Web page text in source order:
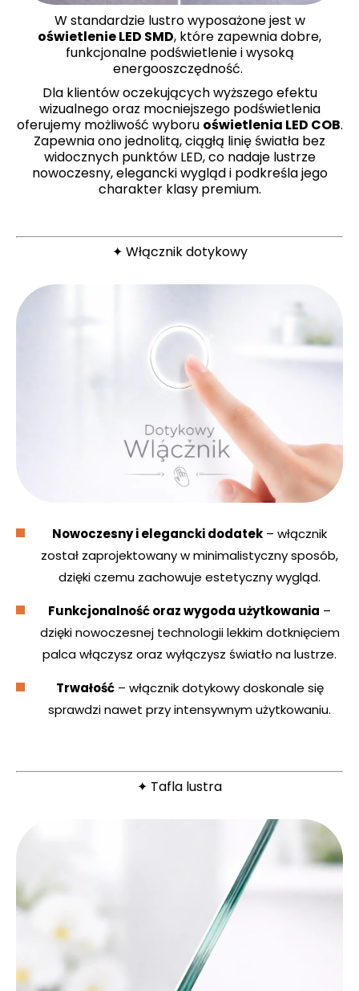
W standardzie lustro wyposażone jest w
oświetlenie LED SMD, które zapewnia dobre,
funkcjonalne podświetlenie i wysoką
energooszczędność.
Dla klientów oczekujących wyższego efektu
wizualnego oraz mocniejszego podświetlenia
oferujemy możliwość wyboru oświetlenia LED COB.
Zapewnia ono jednolitą, ciągłą linię światła bez
widocznych punktów LED, co nadaje lustrze
nowoczesny, elegancki wygląd i podkreśla jego
charakter klasy premium.
✦ Włącznik dotykowy
Nowoczesny i elegancki dodatek – włącznik
został zaprojektowany w minimalistyczny sposób,
dzięki czemu zachowuje estetyczny wygląd.
Funkcjonalność oraz wygoda użytkowania –
dzięki nowoczesnej technologii lekkim dotknięciem
palca włączysz oraz wyłączysz światło na lustrze.
Trwałość– włącznik dotykowy doskonale się
sprawdzi nawet przy intensywnym użytkowaniu.
✦ Tafla lustra